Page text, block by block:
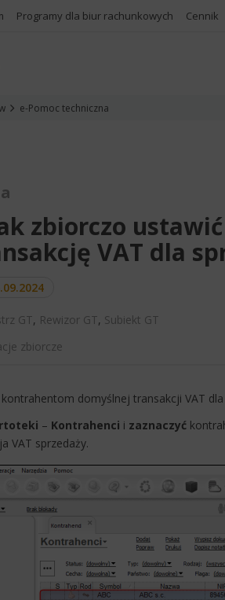
Programy dla biur rachunkowych Cennik
e-Pomoc techniczna
zbiorczo
VAT dla
GT, Rewizor GT, Subiekt GT
zbiorcze
domyślnej transakcji VAT
– Kontrahenci i zaznaczyć
VAT sprzedaży.